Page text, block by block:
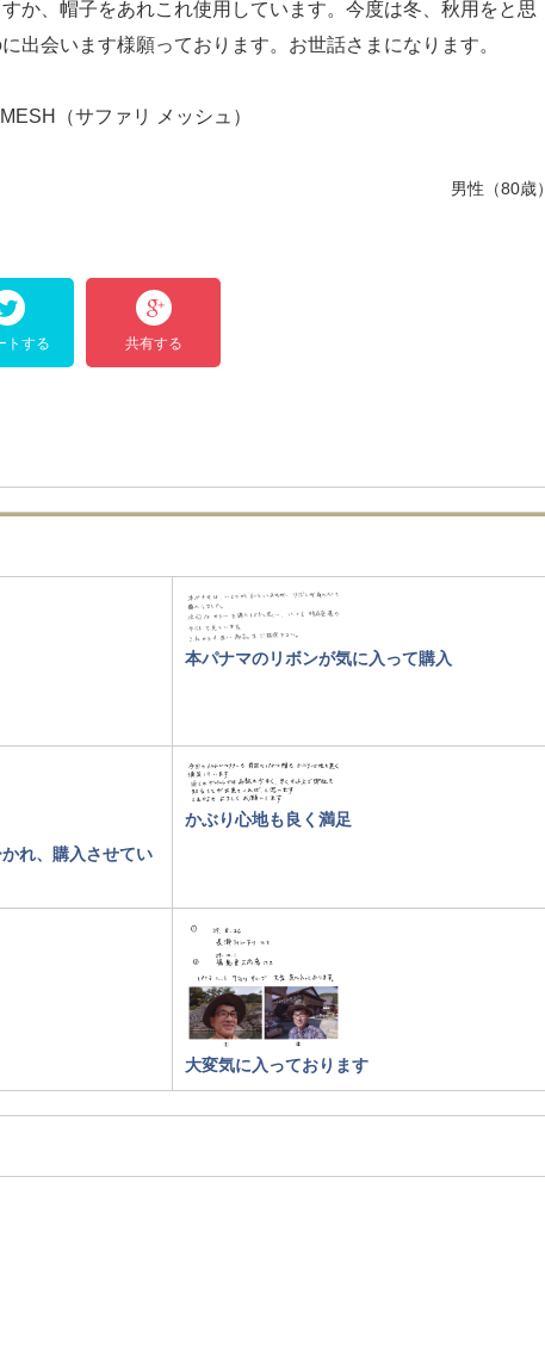
か、帽子をあれこれ使用しています。今度は冬、秋用をと思
出会います様願っております。お世話さまになります。
（サファリ メッシュ）
男性（80歳）
トする 共有する
本パナマのリボンが気に入って購入
れ、購入させてい
かぶり心地も良く満足
大変気に入っております